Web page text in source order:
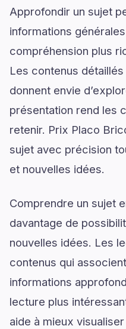
Approfondir un sujet
informations
compréhension plus
Les contenus
donnent envie
présentation rend les
retenir. Prix Placo
sujet avec précision
et nouvelles idées.
Comprendre un sujet
davantage de
nouvelles idées. Les
contenus qui
informations
lecture plus
aide à mieux